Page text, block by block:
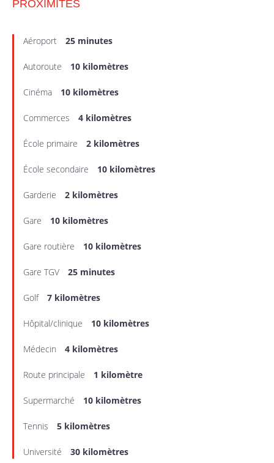
PROXIMITÉS
Aéroport 25 minutes
Autoroute 10 kilomètres
Cinéma 10 kilomètres
Commerces 4 kilomètres
École primaire 2 kilomètres
École secondaire 10 kilomètres
Garderie 2 kilomètres
Gare 10 kilomètres
Gare routière 10 kilomètres
Gare TGV 25 minutes
Golf 7 kilomètres
Hôpital/clinique 10 kilomètres
Médecin 4 kilomètres
Route principale 1 kilomètre
Supermarché 10 kilomètres
Tennis 5 kilomètres
Université 30 kilomètres